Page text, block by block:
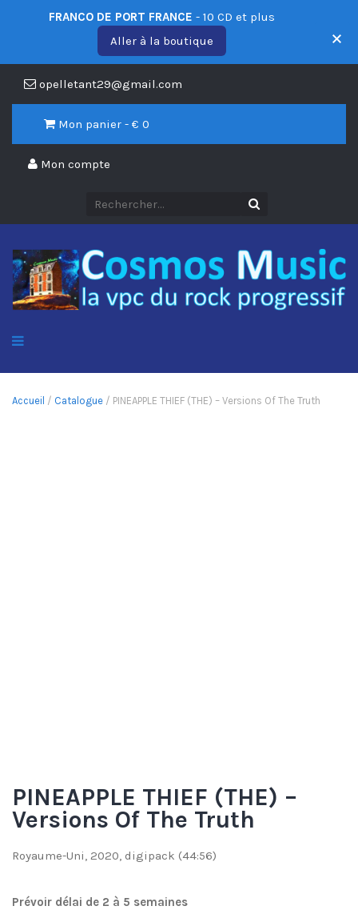
opelletant29@gmail.com
Mon panier - € 0
Mon compte
Accueil / Catalogue / PINEAPPLE THIEF (THE) – Versions Of The Truth
PINEAPPLE THIEF (THE) –
Versions Of The Truth
Royaume-Uni, 2020, digipack (44:56)
Prévoir délai de 2 à 5 semaines
FRANCO DE PORT FRANCE - 10 CD et plus
Aller à la boutique